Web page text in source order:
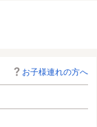
お子様連れの方へ